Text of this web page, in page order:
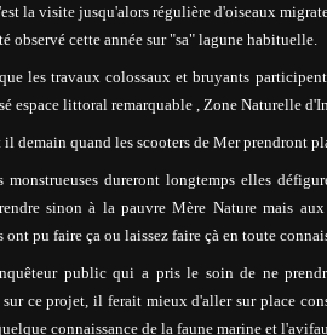
la visite jusqu'alors régulière d'oiseaux
observé cette année sur "sa" lagune habituelle.
les travaux colossaux et bruyants
espace littoral remarquable , Zone Naturelle
il demain quand les scooters de Mer prendront
monstrueuses dureront longtemps elles
sinon à la pauvre Mère Nature mais
ont pu faire ça ou laissez faire çà en toute
public qui a pris le soin de ne
ce projet, il ferait mieux d'aller sur place
connaissance de la faune marine et